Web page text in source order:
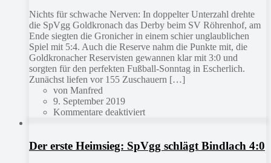
Nichts für schwache Nerven: In doppelter Unterzahl drehte
die SpVgg Goldkronach das Derby beim SV Röhrenhof, am
Ende siegten die Gronicher in einem schier unglaublichen
Spiel mit 5:4. Auch die Reserve nahm die Punkte mit, die
Goldkronacher Reservisten gewannen klar mit 3:0 und
sorgten für den perfekten Fußball-Sonntag in Escherlich.
Zunächst liefen vor 155 Zuschauern […]
von Manfred
9. September 2019
Kommentare deaktiviert
Der erste Heimsieg: SpVgg schlägt Bindlach 4:0